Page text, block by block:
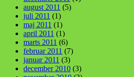
august 2011 (5)
juli 2011 (1)
maj 2011 (1)
april 2011 (1)
marts 2011 (6)
februar 2011 (7)
januar 2011 (3)
december 2010 (3)